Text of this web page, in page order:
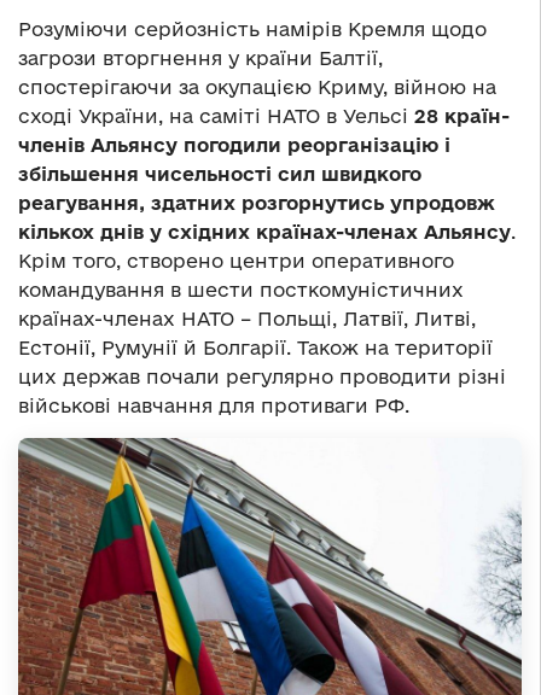
Розуміючи серйозність намірів Кремля щодо
загрози вторгнення у країни Балтії,
спостерігаючи за окупацією Криму, війною на
сході України, на саміті НАТО в Уельсі 28 країн-
членів Альянсу погодили реорганізацію і
збільшення чисельності сил швидкого
реагування, здатних розгорнутись упродовж
кількох днів у східних країнах-членах Альянсу.
Крім того, створено центри оперативного
командування в шести посткомуністичних
країнах-членах НАТО – Польщі, Латвії, Литві,
Естонії, Румунії й Болгарії. Також на території
цих держав почали регулярно проводити різні
військові навчання для противаги РФ.